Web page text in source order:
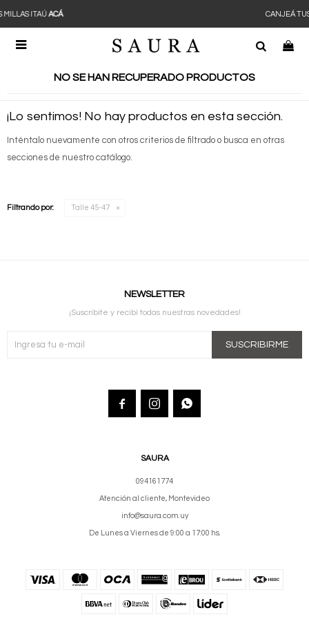

CANJEÁ TUS MILLAS ITAÚACÁ
NO SE HAN RECUPERADO PRODUCTOS
¡Lo sentimos! No hay productos en esta sección.
Inténtalo nuevamente con otros criterios de filtrado o busca en otras
secciones de nuestro catálogo.
Filtrando por: Talle 45-47
SAURA
094161774
Atención al cliente, Montevideo
info@saura.com.uy
De Lunes a Viernes de 9:00 a 17:00 hs.
NEWSLETTER
¡Suscribite y recibí todas nuestras novedades!
SUSCRIBIRME
  